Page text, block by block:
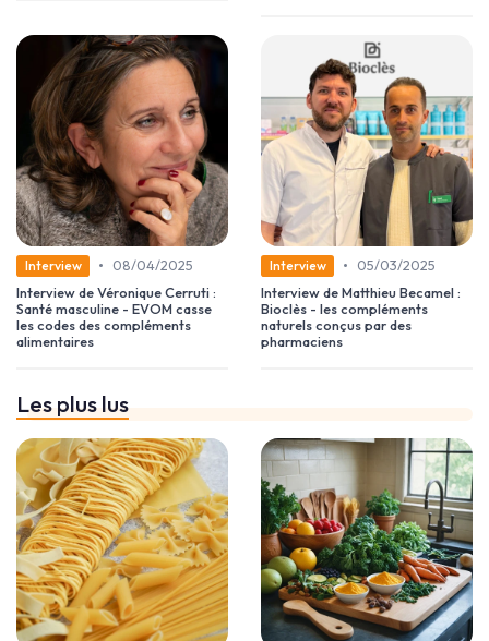
Interview •
08/04/2025
Interview de Véronique Cerruti :
Santé masculine - EVOM casse
les codes des compléments
alimentaires
Interview •
05/03/2025
Interview de Matthieu Becamel :
Bioclès - les compléments
naturels conçus par des
pharmaciens
Les plus lus